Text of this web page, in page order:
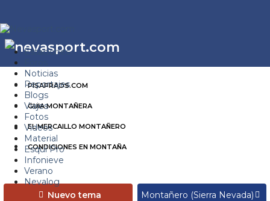
Estaciones
Noticias
Reportajes
Blogs
Viajes
Fotos
Videos
Material
Esquí Pro
Infonieve
Verano
Nevalog
PISAPRAOS.COM
GUIA MONTAÑERA
EL MERCAILLO MONTAÑERO
CONDICIONES EN MONTAÑA
Nuevo tema